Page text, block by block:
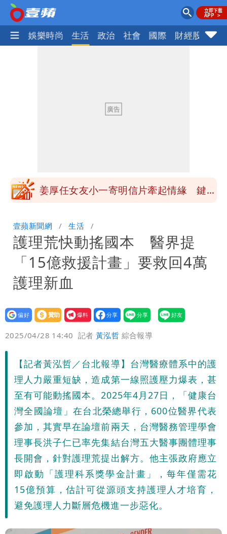
熱門 娛樂時尚 生活 政治 社會 國際 財經股市
吳子嘉斷言：綠營「這縣市」恐一屍五
週雨越下越大
姜厚任女友小一寄明信片牽起情緣 鍵盤
萬 素顏進擊新生活圈（壹蘋10點強
打）
騙慈濟10億！無良女律師曾宣導反詐
嗆被害者「愚痴」超諷刺
鄭朝方曬3人合照 網友一看秒懂：竹北
接班人「終於有消息了」
台玻夫人長子最後9年很痛苦 親友批徐
莉玲「冷血媽媽」
35歲早餐不吃鐵板麵？釣出一票人點
頭 辦公室全是「1聲音」
班鐵翔誇姜厚任女友跟他學演戲表現優
異 網笑：老師好像提油救火了
「民進黨有她裸照？」黃智賢回嗆：國民
黨墮落還不准人說
13子女擠10坪屋 媽傳返家：我很愛孩
子...請還我們平靜
氣象女神累了？白海豚報成「白沙屯」
本尊：懊惱到現在
陳時中選前夜「淋雨道歉」 王必勝認：
已知輸了…無奈又不平
大爆發！3颱風+1熱帶低壓 專家逐一分
析對台影響
吳子嘉斷言：綠營「這縣市」恐一屍五
壹蘋新聞網 生活
護理荒快動搖國本 醫界提
「15億救援計畫」要救回4萬
護理新血
設為
贊助
我要
爆料
2025/04/28 14:40 記者黃泓哲 綜合報導
【記者黃泓哲／台北報導】台灣醫療體系中的護
理人力嚴重短缺，造成第一線照護壓力爆表，甚
至有可能動搖國本。2025年4月27日，「健康台
灣全國論壇」在台北榮總舉行，600位醫界代表
參加，其實早在論壇前兩天，台灣醫務管理學會
理事長洪子仁已率先集結台灣五大醫事團體理事
長開會，針對護理荒提出解方。他主張政府應立
即啟動「護理科系獎學金計畫」，每年僅需花
15億預算，估計可從源頭支持護理人才培育，
避免護理人力斷層危機進一步惡化。